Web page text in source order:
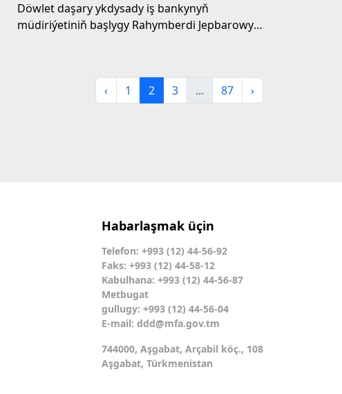
Döwlet daşary ykdysady iş bankynyň
müdiriýetiniň başlygy Rahymberdi Jepbarowyň
‹ 1 2 3 ... 87 ›
Habarlaşmak üçin
Telefon: +993 (12) 44-56-92
Faks: +993 (12) 44-58-12
Kabulhana: +993 (12) 44-56-87
Metbugat
gullugy: +993 (12) 44-56-04
E-mail: ddd@mfa.gov.tm
744000, Aşgabat, Arçabil köç., 108
Aşgabat, Türkmenistan